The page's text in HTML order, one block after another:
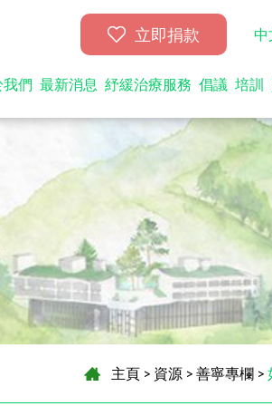
立即捐款 中
們 最新消息 紓緩治療服務 倡議 培訓
主頁 > 資源 > 善寧專欄 >